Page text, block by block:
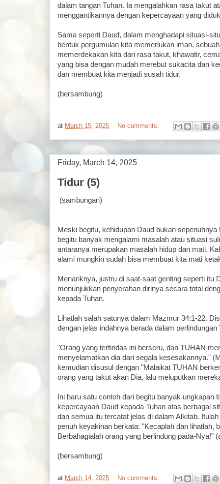
dalam tangan Tuhan. Ia mengalahkan rasa takut
menggantikannya dengan kepercayaan yang
Sama seperti Daud, dalam menghadapi situasi-
bentuk pergumulan kita memerlukan iman,
memerdekakan kita dari rasa takut, khawatir,
yang bisa dengan mudah merebut sukacita dan
dan membuat kita menjadi susah tidur.
(bersambung)
at March 15, 2025 No comments:
Friday, March 14, 2025
Tidur (5)
(sambungan)
Meski begitu, kehidupan Daud bukan
begitu banyak mengalami masalah atau situasi
antaranya merupakan masalah hidup dan mati.
alami mungkin sudah bisa membuat kita mati
Menariknya, justru di saat-saat genting seperti itu
menunjukkan penyerahan dirinya secara total
kepada Tuhan.
Lihatlah salah satunya dalam Mazmur 34:1-22.
dengan jelas indahnya berada dalam
"Orang yang tertindas ini berseru, dan TUHAN
menyelamatkan dia dari segala kesesakannya."
kemudian disusul dengan "Malaikat TUHAN
orang yang takut akan Dia, lalu meluputkan
Ini baru satu contoh dari begitu banyak ungkapan
kepercayaan Daud kepada Tuhan atas berbagai
dan semua itu tercatat jelas di dalam Alkitab.
penuh keyakinan berkata: "Kecaplah dan lihatlah,
Berbahagialah orang yang berlindung pada-Nya!"
(bersambung)
at March 14, 2025 No comments: